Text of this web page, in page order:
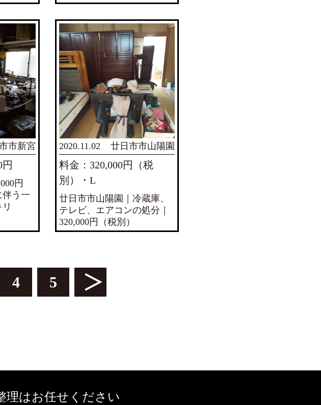
市新宮
円
伴う一
2020.11.02 廿日市市山陽園
料金：320,000円（税
別）・L
廿日市市山陽園｜冷蔵庫、
テレビ、エアコンの処分｜
320,000円（税別）
4 5
理はお任せください